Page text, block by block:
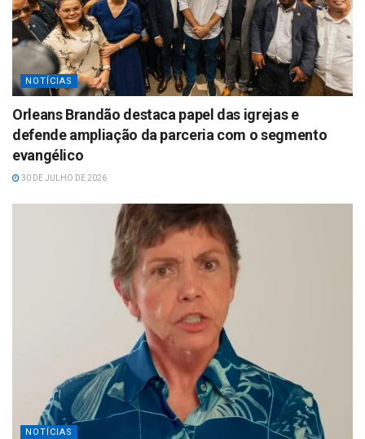
NOTÍCIAS
Orleans Brandão destaca papel das igrejas e
defende ampliação da parceria com o segmento
evangélico
30 DE JULHO DE 2026
NOTÍCIAS